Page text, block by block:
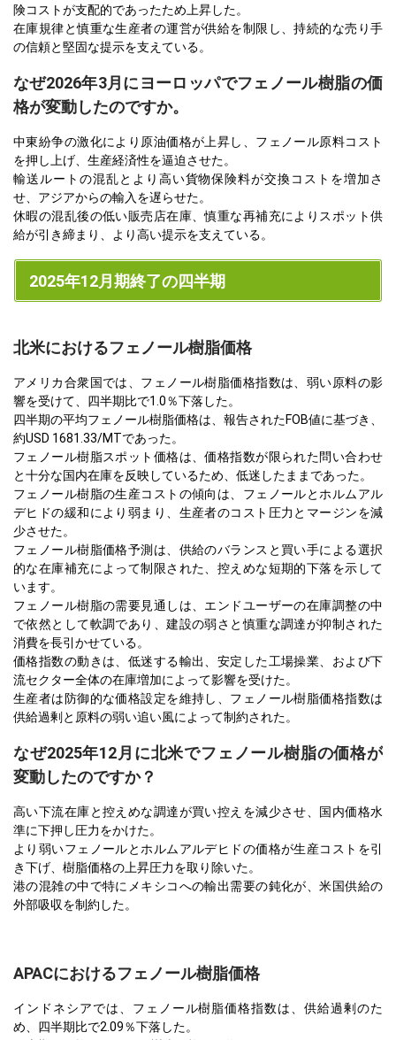
険コストが支配的であったため上昇した。
在庫規律と慎重な生産者の運営が供給を制限し、持続的な売り手
の信頼と堅固な提示を支えている。
なぜ2026年3月にヨーロッパでフェノール樹脂の価
格が変動したのですか。
中東紛争の激化により原油価格が上昇し、フェノール原料コスト
を押し上げ、生産経済性を逼迫させた。
輸送ルートの混乱とより高い貨物保険料が交換コストを増加さ
せ、アジアからの輸入を遅らせた。
休暇の混乱後の低い販売店在庫、慎重な再補充によりスポット供
給が引き締まり、より高い提示を支えている。
2025年12月期終了の四半期
北米におけるフェノール樹脂価格
アメリカ合衆国では、フェノール樹脂価格指数は、弱い原料の影
響を受けて、四半期比で1.0％下落した。
四半期の平均フェノール樹脂価格は、報告されたFOB値に基づき、
約USD 1681.33/MTであった。
フェノール樹脂スポット価格は、価格指数が限られた問い合わせ
と十分な国内在庫を反映しているため、低迷したままであった。
フェノール樹脂の生産コストの傾向は、フェノールとホルムアル
デヒドの緩和により弱まり、生産者のコスト圧力とマージンを減
少させた。
フェノール樹脂価格予測は、供給のバランスと買い手による選択
的な在庫補充によって制限された、控えめな短期的下落を示して
います。
フェノール樹脂の需要見通しは、エンドユーザーの在庫調整の中
で依然として軟調であり、建設の弱さと慎重な調達が抑制された
消費を長引かせている。
価格指数の動きは、低迷する輸出、安定した工場操業、および下
流セクター全体の在庫増加によって影響を受けた。
生産者は防御的な価格設定を維持し、フェノール樹脂価格指数は
供給過剰と原料の弱い追い風によって制約された。
なぜ2025年12月に北米でフェノール樹脂の価格が
変動したのですか？
高い下流在庫と控えめな調達が買い控えを減少させ、国内価格水
準に下押し圧力をかけた。
より弱いフェノールとホルムアルデヒドの価格が生産コストを引
き下げ、樹脂価格の上昇圧力を取り除いた。
港の混雑の中で特にメキシコへの輸出需要の鈍化が、米国供給の
外部吸収を制約した。
APACにおけるフェノール樹脂価格
インドネシアでは、フェノール樹脂価格指数は、供給過剰のた
め、四半期比で2.09％下落した。